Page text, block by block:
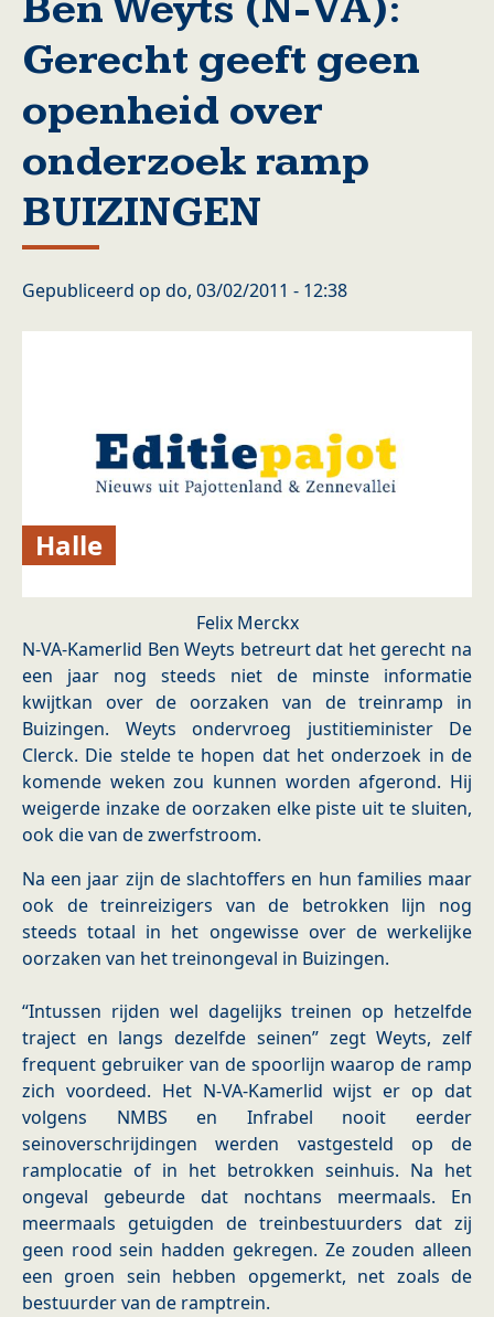
Gerecht geeft geen
openheid over
onderzoek ramp
BUIZINGEN
Gepubliceerd op do, 03/02/2011 - 12:38
Halle
Felix Merckx
N-VA-Kamerlid Ben Weyts betreurt dat het gerecht na
een jaar nog steeds niet de minste informatie
kwijtkan over de oorzaken van de treinramp in
Buizingen. Weyts ondervroeg justitieminister De
Clerck. Die stelde te hopen dat het onderzoek in de
komende weken zou kunnen worden afgerond. Hij
weigerde inzake de oorzaken elke piste uit te sluiten,
ook die van de zwerfstroom.
Na een jaar zijn de slachtoffers en hun families maar
ook de treinreizigers van de betrokken lijn nog
steeds totaal in het ongewisse over de werkelijke
oorzaken van het treinongeval in Buizingen.
“Intussen rijden wel dagelijks treinen op hetzelfde
traject en langs dezelfde seinen” zegt Weyts, zelf
frequent gebruiker van de spoorlijn waarop de ramp
zich voordeed. Het N-VA-Kamerlid wijst er op dat
volgens NMBS en Infrabel nooit eerder
seinoverschrijdingen werden vastgesteld op de
ramplocatie of in het betrokken seinhuis. Na het
ongeval gebeurde dat nochtans meermaals. En
meermaals getuigden de treinbestuurders dat zij
geen rood sein hadden gekregen. Ze zouden alleen
een groen sein hebben opgemerkt, net zoals de
bestuurder van de ramptrein.